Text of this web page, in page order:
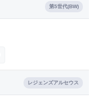
第5世代(BW)
レジェンズアルセウス